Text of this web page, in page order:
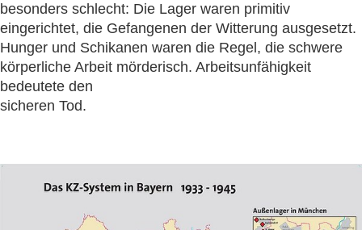
besonders schlecht: Die Lager waren primitiv
eingerichtet, die Gefangenen der Witterung ausgesetzt.
Hunger und Schikanen waren die Regel, die schwere
körperliche Arbeit mörderisch. Arbeitsunfähigkeit
bedeutete den
sicheren Tod.